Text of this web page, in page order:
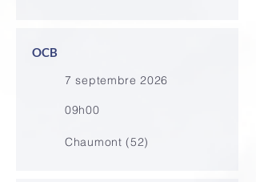
OCB
7 septembre 2026
09h00
Chaumont (52)